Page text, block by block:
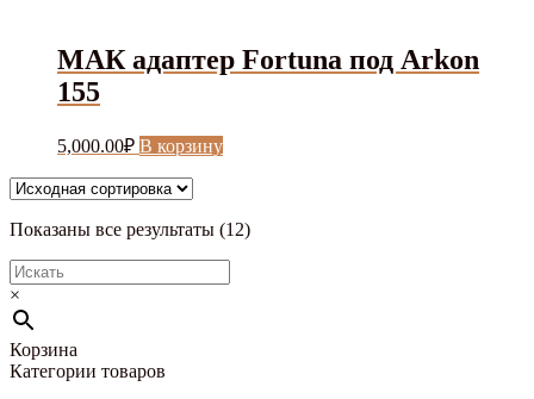
МАК адаптер Fortuna под Аrkon
155
5,000.00₽ В корзину
Показаны все результаты (12)
×
Корзина
Категории товаров